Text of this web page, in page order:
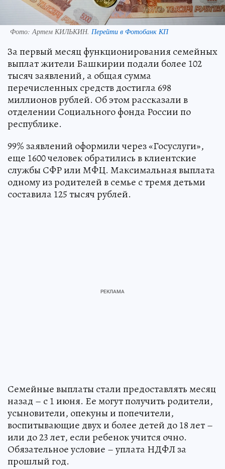
Фото:Артем КИЛЬКИН. Перейти в Фотобанк КП
За первый месяц функционирования семейных
выплат жители Башкирии подали более 102
тысяч заявлений, а общая сумма
перечисленных средств достигла 698
миллионов рублей. Об этом рассказали в
отделении Социального фонда России по
республике.
99% заявлений оформили через «Госуслуги»,
еще 1600 человек обратились в клиентские
службы СФР или МФЦ. Максимальная выплата
одному из родителей в семье с тремя детьми
составила 125 тысяч рублей.
Семейные выплаты стали предоставлять месяц
назад – с 1 июня. Ее могут получить родители,
усыновители, опекуны и попечители,
воспитывающие двух и более детей до 18 лет –
или до 23 лет, если ребенок учится очно.
Обязательное условие – уплата НДФЛ за
прошлый год.